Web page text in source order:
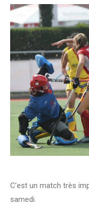
C’est un match très
samedi.